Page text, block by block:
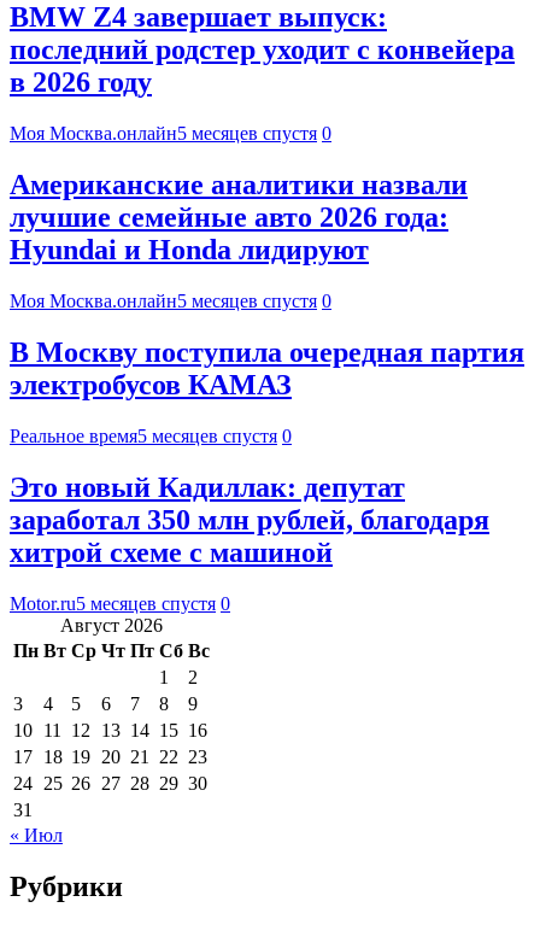
BMW Z4 завершает выпуск:
последний родстер уходит с конвейера
в 2026 году
Моя Москва.онлайн5 месяцев спустя 0
Американские аналитики назвали
лучшие семейные авто 2026 года:
Hyundai и Honda лидируют
Моя Москва.онлайн5 месяцев спустя 0
В Москву поступила очередная партия
электробусов КАМАЗ
Реальное время5 месяцев спустя 0
Это новый Кадиллак: депутат
заработал 350 млн рублей, благодаря
хитрой схеме с машиной
Motor.ru5 месяцев спустя 0
Август 2026
Пн Вт Ср Чт Пт Сб Вс
1
2
3
4 5 6 7 8
9
10 11 12 13 14 15 16
17 18 19 20 21 22 23
24 25 26 27 28 29 30
31
« Июл
Рубрики